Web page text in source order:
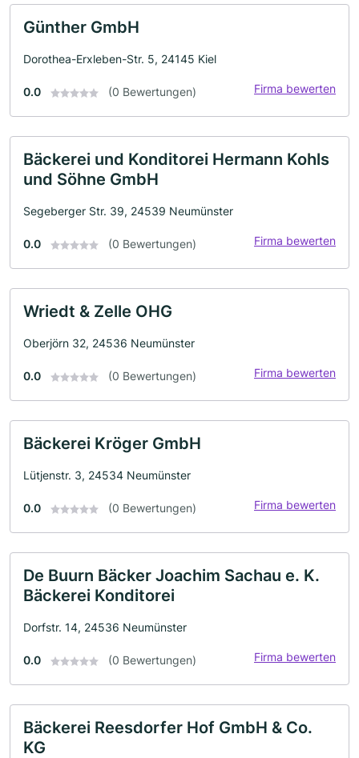
Günther GmbH
Dorothea-Erxleben-Str. 5, 24145 Kiel
0.0 (0 Bewertungen) Firma bewerten
Bäckerei und Konditorei Hermann Kohls
und Söhne GmbH
Segeberger Str. 39, 24539 Neumünster
0.0 (0 Bewertungen) Firma bewerten
Wriedt & Zelle OHG
Oberjörn 32, 24536 Neumünster
0.0 (0 Bewertungen) Firma bewerten
Bäckerei Kröger GmbH
Lütjenstr. 3, 24534 Neumünster
0.0 (0 Bewertungen) Firma bewerten
De Buurn Bäcker Joachim Sachau e. K.
Bäckerei Konditorei
Dorfstr. 14, 24536 Neumünster
0.0 (0 Bewertungen) Firma bewerten
Bäckerei Reesdorfer Hof GmbH & Co.
KG